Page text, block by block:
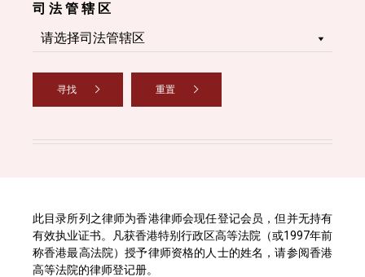
司 法 管 辖 区
寻找 重置
此目录所列之律师为香港律师会现任登记会员，但并无持有
有效执业证书。凡获香港特别行政区高等法院（或1997年前
称香港最高法院）授予律师资格的人士的姓名，请参阅香港
高等法院的律师登记册。